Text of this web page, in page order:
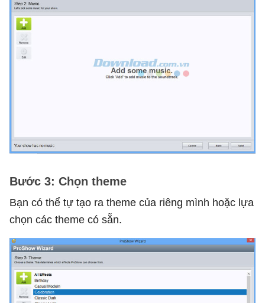
Bước 3: Chọn theme
Bạn có thể tự tạo ra theme của riêng mình hoặc lựa
chọn các theme có sẵn.